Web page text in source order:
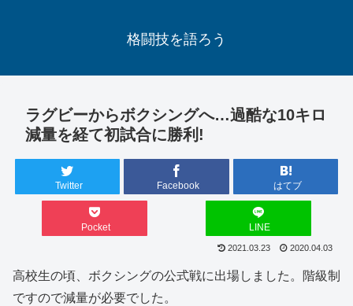
格闘技を語ろう
ラグビーからボクシングへ…過酷な10キロ
減量を経て初試合に勝利!
Twitter Facebook はてブ
Pocket LINE
2021.03.23 2020.04.03
高校生の頃、ボクシングの公式戦に出場しました。階級制
ですので減量が必要でした。